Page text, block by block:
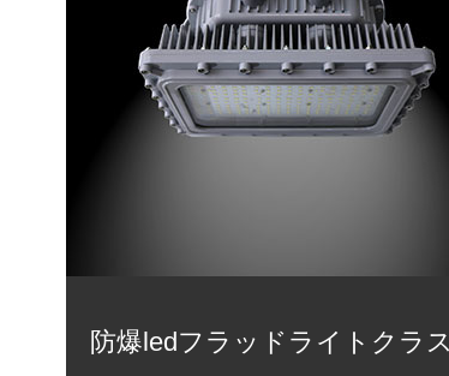
防爆ledフラッドライトクラ